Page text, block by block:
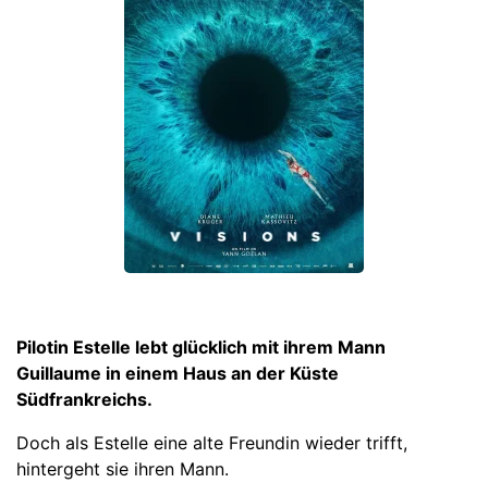
Pilotin Estelle lebt glücklich mit ihrem Mann
Guillaume in einem Haus an der Küste
Südfrankreichs.
Doch als Estelle eine alte Freundin wieder trifft,
hintergeht sie ihren Mann.